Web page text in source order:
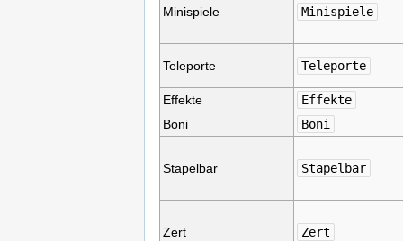
Minispiele Minispiele
Teleporte Teleporte
Effekte
Effekte
Boni
Boni
Stapelbar Stapelbar
Zert Zert